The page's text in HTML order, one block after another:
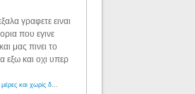
γραφετε ειναι
που εγινε
μας πινει το
εξω και οχι υπερ
Εφορία: Κατάσχονται όλα ύστερα από 30 μέρες και χωρίς δικαστικές αποφάσεις - Λόγιος Ερμής